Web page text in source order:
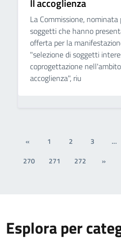
II accoglienza
La Commissione,
soggetti che hanno
offerta per la
"selezione di soggetti
coprogettazione
accoglienza", riu
« 1 2 3 …
270
271 272 »
Esplora per